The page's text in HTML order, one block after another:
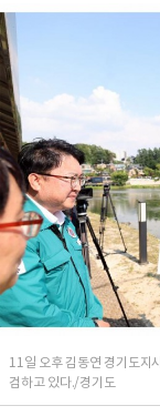
11일 오후 김동연 경기도지
검하고 있다./경기도